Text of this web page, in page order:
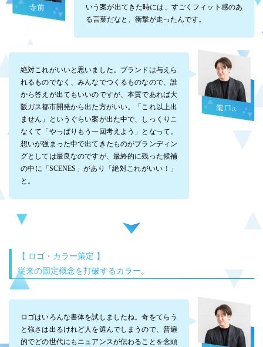
いう案が出てきた時には、すごくフィット感のあ
る言葉だなと、衝撃が走ったんです。
絶対これがいいと思いました。ブランドは与えら
れるものでなく、みんなでつくるものなので、誰
から答えが出てもいいのですが、本質であれば大
阪ガス都市開発から出た方がいい。「これ以上出
ません」というぐらい案が出た中で、しっくりこ
なくて「やっぱりもう一回考えよう」となって。
想いが強まった中で出てきたものがブランディン
グとしては最良なのですが、最終的に残った候補
の中に「SCENES」があり「絶対これがいい！」
と。
【 ロゴ・カラー策定 】
従来の固定概念を打破するカラー。
ロゴはいろんな書体を試しましたね。奇をてらう
と強さは出るけれど人を選んでしまうので、普遍
的でどの世代にもニュアンスが伝わることを念頭